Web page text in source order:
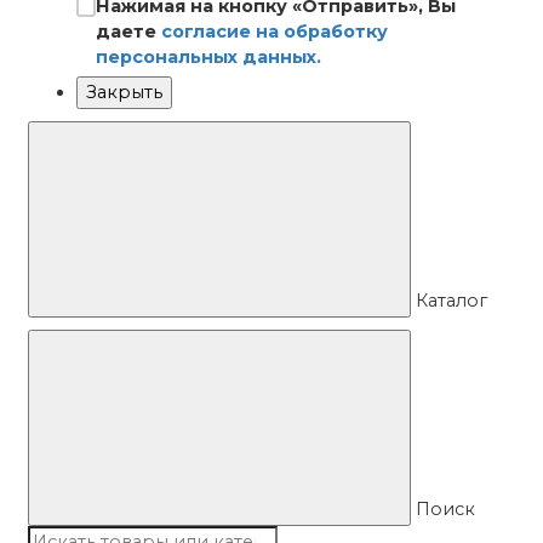
Нажимая на кнопку «Отправить», Вы
даете согласие на обработку
персональных данных.
Закрыть
Каталог
Поиск